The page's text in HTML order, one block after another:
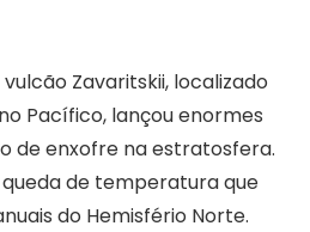
vulcão Zavaritskii, localizado
Pacífico, lançou enormes
de enxofre na estratosfera.
de temperatura que
do Hemisfério Norte.